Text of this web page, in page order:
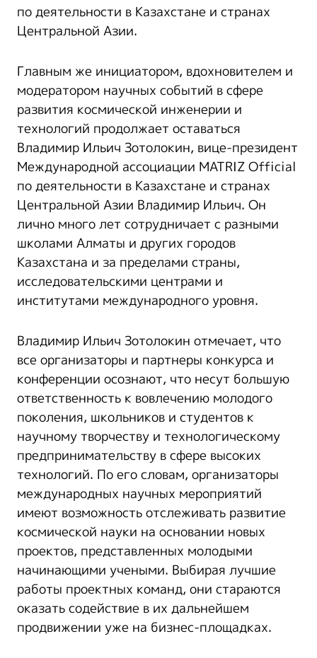
по деятельности в Казахстане и странах
Центральной Азии.
Главным же инициатором, вдохновителем и
модератором научных событий в сфере
развития космической инженерии и
технологий продолжает оставаться
Владимир Ильич Зотолокин, вице-президент
Международной ассоциации MATRIZ Official
по деятельности в Казахстане и странах
Центральной Азии Владимир Ильич. Он
лично много лет сотрудничает с разными
школами Алматы и других городов
Казахстана и за пределами страны,
исследовательскими центрами и
институтами международного уровня.
Владимир Ильич Зотолокин отмечает, что
все организаторы и партнеры конкурса и
конференции осознают, что несут большую
ответственность к вовлечению молодого
поколения, школьников и студентов к
научному творчеству и технологическому
предпринимательству в сфере высоких
технологий. По его словам, организаторы
международных научных мероприятий
имеют возможность отслеживать развитие
космической науки на основании новых
проектов, представленных молодыми
начинающими учеными. Выбирая лучшие
работы проектных команд, они стараются
оказать содействие в их дальнейшем
продвижении уже на бизнес-площадках.